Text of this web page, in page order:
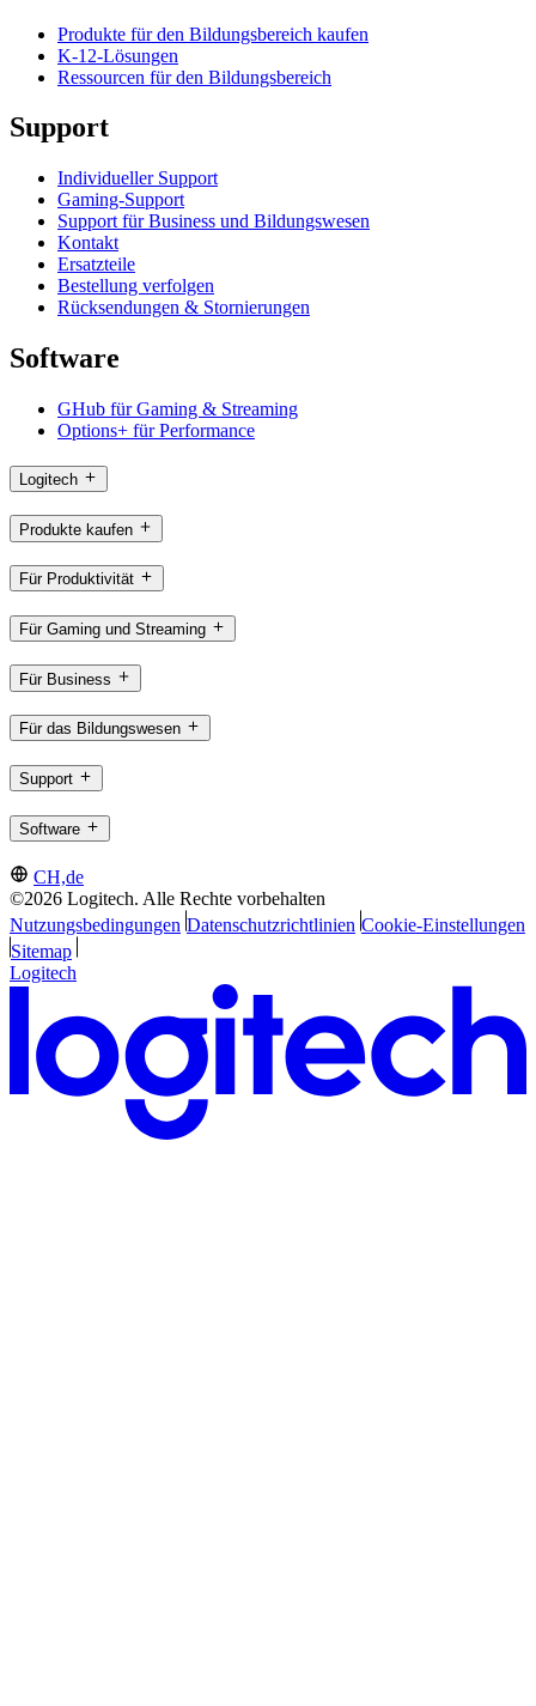
Produkte für den Bildungsbereich kaufen
K-12-Lösungen
Ressourcen für den Bildungsbereich
Support
Individueller Support
Gaming-Support
Support für Business und Bildungswesen
Kontakt
Ersatzteile
Bestellung verfolgen
Rücksendungen & Stornierungen
Software
GHub für Gaming & Streaming
Options+ für Performance
Logitech
Produkte kaufen
Für Produktivität
Für Gaming und Streaming
Für Business
Für das Bildungswesen
Support
Software
CH,de
©2026 Logitech. Alle Rechte vorbehalten
Nutzungsbedingungen Datenschutzrichtlinien Cookie-Einstellungen
Sitemap
Logitech